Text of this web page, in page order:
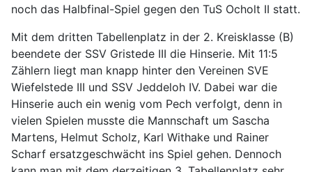
noch das Halbfinal-Spiel gegen den TuS Ocholt II statt.
Mit dem dritten Tabellenplatz in der 2. Kreisklasse (B)
beendete der SSV Gristede III die Hinserie. Mit 11:5
Zählern liegt man knapp hinter den Vereinen SVE
Wiefelstede III und SSV Jeddeloh IV. Dabei war die
Hinserie auch ein wenig vom Pech verfolgt, denn in
vielen Spielen musste die Mannschaft um Sascha
Martens, Helmut Scholz, Karl Withake und Rainer
Scharf ersatzgeschwächt ins Spiel gehen. Dennoch